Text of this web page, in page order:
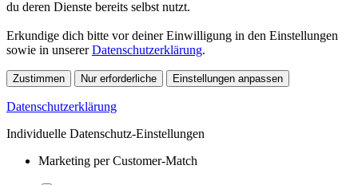
du deren Dienste bereits selbst nutzt.
Erkundige dich bitte vor deiner Einwilligung in den Einstellungen
sowie in unsererDatenschutzerklärung.
Zustimmen Nur erforderliche Einstellungen anpassen
Datenschutzerklärung
Individuelle Datenschutz-Einstellungen
Marketing per Customer-Match